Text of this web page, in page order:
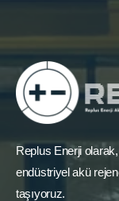
Replus Enerji
endüstriyel akü
taşıyoruz.